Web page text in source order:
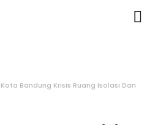
Bandung Krisis Ruang Isolasi Dan